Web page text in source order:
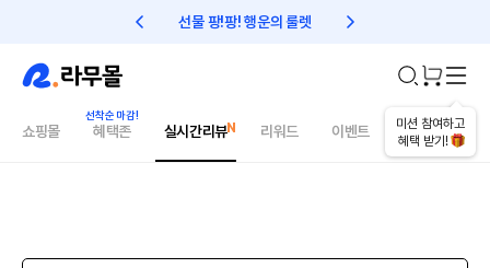
선물 팡!팡! 행운의 룰렛 친구초대 1만원 리워드!
미션 참여하고
혜택 받기!
쇼핑몰 혜택존 실시간리뷰 리워드 이벤트 건강매거진